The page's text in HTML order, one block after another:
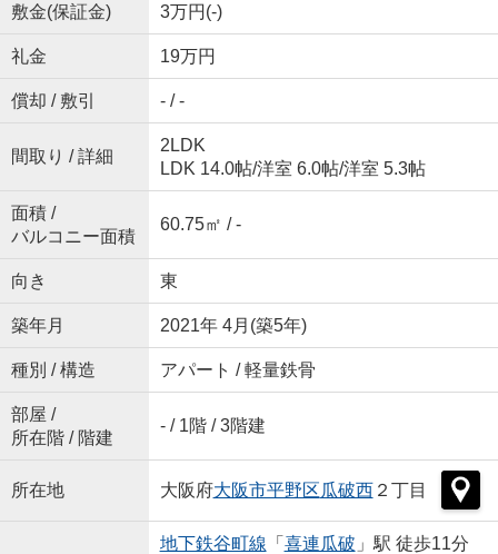
敷金(保証金) 3万円(-)
礼金 19万円
償却 / 敷引 - / -
間取り / 詳細
2LDK
LDK 14.0帖/洋室 6.0帖/洋室 5.3帖
面積 /
バルコニー面積
60.75㎡ / -
向き 東
築年月 2021年 4月(築5年)
種別 / 構造 アパート / 軽量鉄骨
部屋 /
所在階 / 階建
- / 1階 / 3階建
所在地 大阪府大阪市平野区瓜破西２丁目
地下鉄谷町線 「 喜連瓜破 」駅 徒歩11分